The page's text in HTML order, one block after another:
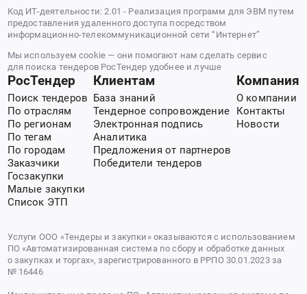
Код ИТ-деятельности: 2.01 - Реализация программ для ЭВМ путем
предоставления удаленного доступа посредством
информационно-телекоммуникационной сети “Интернет”
Мы используем cookie — они помогают нам сделать сервис
для поиска тендеров РосТендер удобнее и лучше
РосТендер
Поиск тендеров
По отраслям
По регионам
По тегам
По городам
Заказчики
Госзакупки
Малые закупки
Список ЭТП
Клиентам
База знаний
Тендерное сопровождение
Электронная подпись
Аналитика
Предложения от партнеров
Победители тендеров
Компания
О компании
Контакты
Новости
Услуги ООО «Тендеры и закупки» оказываются с использованием
ПО «Автоматизированная система по сбору и обработке данных
о закупках и торгах», зарегистрированного в РРПО 30.01.2023 за
№ 16446